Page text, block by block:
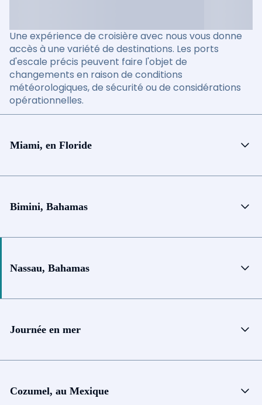
Une expérience de croisière avec nous vous donne
accès à une variété de destinations. Les ports
d'escale précis peuvent faire l'objet de
changements en raison de conditions
météorologiques, de sécurité ou de considérations
opérationnelles.
Miami, en Floride
Bimini, Bahamas
Nassau, Bahamas
Journée en mer
Cozumel, au Mexique